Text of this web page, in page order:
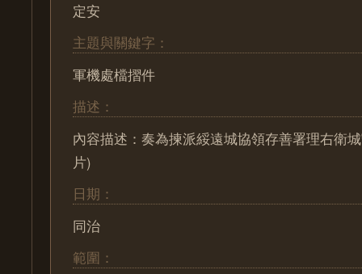
定安
主題與關鍵字：
軍機處檔摺件
描述：
內容描述：奏為揀派綏遠城協領存善署理右衛
片)
日期：
同治
範圍：